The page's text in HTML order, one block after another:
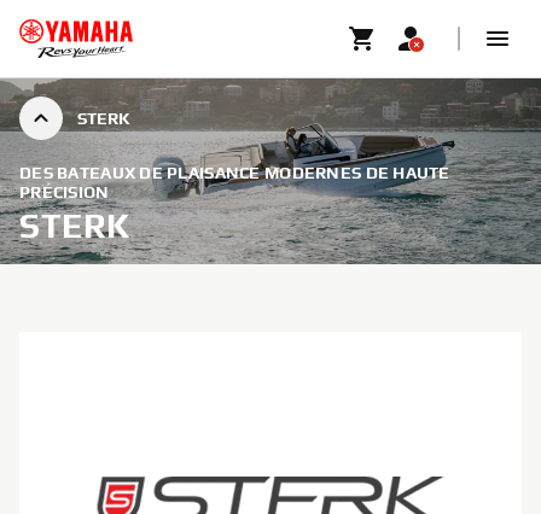
STERK
DES BATEAUX DE PLAISANCE MODERNES DE HAUTE
PRÉCISION
STERK